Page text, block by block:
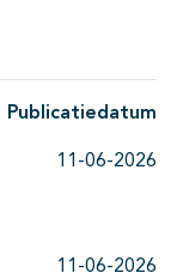
Publicatiedatum
11-06-2026
11-06-2026